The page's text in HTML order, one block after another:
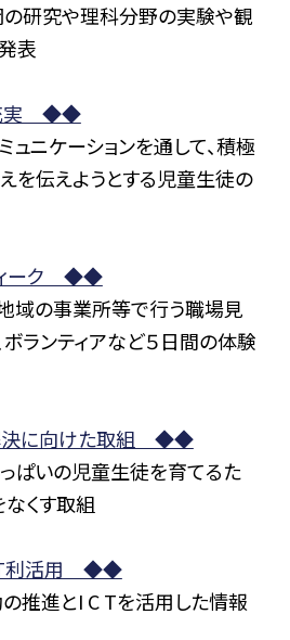
研究や理科分野の実験や観
表
実 ◆◆
ニケーションを通して、積極
を伝えようとする児童生徒の
ーク ◆◆
域の事業所等で行う職場見
ボランティアなど５日間の体験
に向けた取組 ◆◆
ぱいの児童生徒を育てるた
くす取組
利活用 ◆◆
推進とI C Tを活用した情報